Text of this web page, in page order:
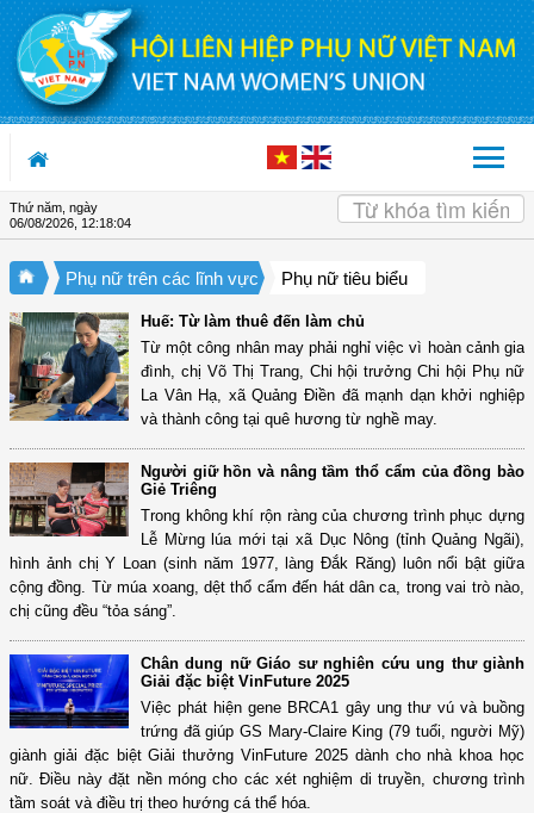
Truy cập nội dung luôn
Thứ năm, ngày
06/08/2026, 12:18:04
Phụ nữ trên các lĩnh vực Phụ nữ tiêu biểu
Huế: Từ làm thuê đến làm chủ
Từ một công nhân may phải nghỉ việc vì hoàn cảnh gia
đình, chị Võ Thị Trang, Chi hội trưởng Chi hội Phụ nữ
La Vân Hạ, xã Quảng Điền đã mạnh dạn khởi nghiệp
và thành công tại quê hương từ nghề may.
Người giữ hồn và nâng tầm thổ cẩm của đồng bào
Giẻ Triêng
Trong không khí rộn ràng của chương trình phục dựng
Lễ Mừng lúa mới tại xã Dục Nông (tỉnh Quảng Ngãi),
hình ảnh chị Y Loan (sinh năm 1977, làng Đắk Răng) luôn nổi bật giữa
cộng đồng. Từ múa xoang, dệt thổ cẩm đến hát dân ca, trong vai trò nào,
chị cũng đều “tỏa sáng”.
Chân dung nữ Giáo sư nghiên cứu ung thư giành
Giải đặc biệt VinFuture 2025
Việc phát hiện gene BRCA1 gây ung thư vú và buồng
trứng đã giúp GS Mary-Claire King (79 tuổi, người Mỹ)
giành giải đặc biệt Giải thưởng VinFuture 2025 dành cho nhà khoa học
nữ. Điều này đặt nền móng cho các xét nghiệm di truyền, chương trình
tầm soát và điều trị theo hướng cá thể hóa.